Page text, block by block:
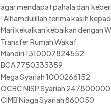
agar mendapat pahala dan
“Alhamdulillah terima kasih
Mari kekalkan kebaikan dengan
Transfer Rumah Wakaf:
Mandiri 1310007824552
BCA 7750333359
Mega Syariah 1000266152
OCBC NISP Syariah
CIMB Niaga Syariah 860050